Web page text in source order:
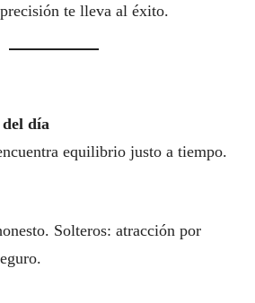
te lleva al éxito.
día
equilibrio justo a tiempo.
Solteros: atracción por